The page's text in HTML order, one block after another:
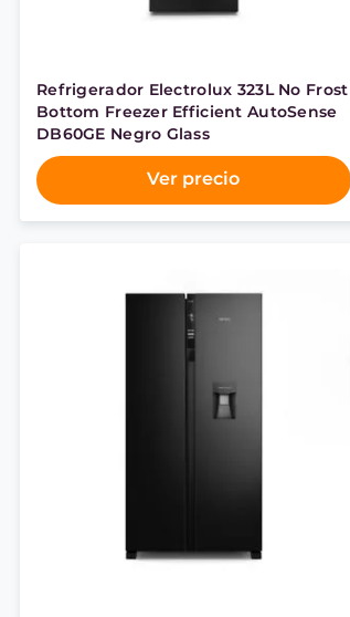
Refrigerador Electrolux 323L No Frost
Bottom Freezer Efficient AutoSense
DB60GE Negro Glass
Ver precio